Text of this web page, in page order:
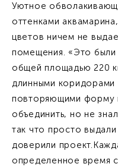
Уютное
оттенками
цветов ничем не
помещения. «Это были
общей площадью 220
длинными
повторяющими форму
объединить, но не
так что просто
доверили
определенное время